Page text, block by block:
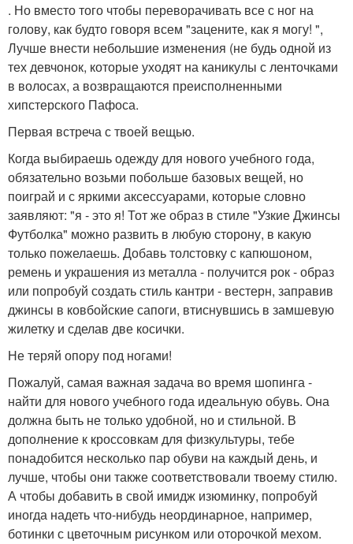
. Но вместо того чтобы переворачивать все с ног на
голову, как будто говоря всем "зацените, как я могу! ",
Лучше внести небольшие изменения (не будь одной из
тех девчонок, которые уходят на каникулы с ленточками
в волосах, а возвращаются преисполненными
хипстерского Пафоса.
Первая встреча с твоей вещью.
Когда выбираешь одежду для нового учебного года,
обязательно возьми побольше базовых вещей, но
поиграй и с яркими аксессуарами, которые словно
заявляют: "я - это я! Тот же образ в стиле "Узкие Джинсы
Футболка" можно развить в любую сторону, в какую
только пожелаешь. Добавь толстовку с капюшоном,
ремень и украшения из металла - получится рок - образ
или попробуй создать стиль кантри - вестерн, заправив
джинсы в ковбойские сапоги, втиснувшись в замшевую
жилетку и сделав две косички.
Не теряй опору под ногами!
Пожалуй, самая важная задача во время шопинга -
найти для нового учебного года идеальную обувь. Она
должна быть не только удобной, но и стильной. В
дополнение к кроссовкам для физкультуры, тебе
понадобится несколько пар обуви на каждый день, и
лучше, чтобы они также соответствовали твоему стилю.
А чтобы добавить в свой имидж изюминку, попробуй
иногда надеть что-нибудь неординарное, например,
ботинки с цветочным рисунком или оторочкой мехом.